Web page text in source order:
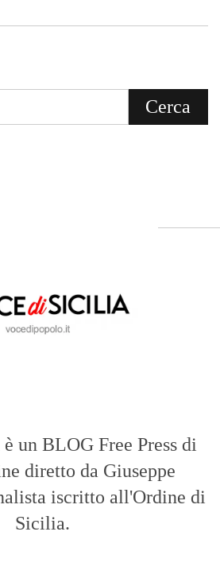
un BLOG Free Press di
diretto da Giuseppe
iscritto all'Ordine di
Sicilia.